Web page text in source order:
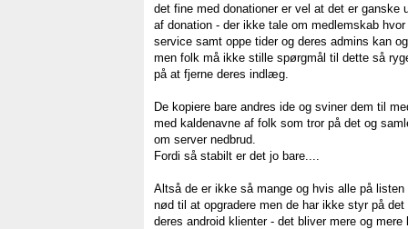
det fine med donationer er vel at det er ganske
af donation - der ikke tale om medlemskab
service samt oppe tider og deres admins kan
men folk må ikke stille spørgmål til dette så
på at fjerne deres indlæg.
De kopiere bare andres ide og sviner dem til
med kaldenavne af folk som tror på det og
om server nedbrud.
Fordi så stabilt er det jo bare....
Altså de er ikke så mange og hvis alle på
nød til at opgradere men de har ikke styr på
deres android klienter - det bliver mere og